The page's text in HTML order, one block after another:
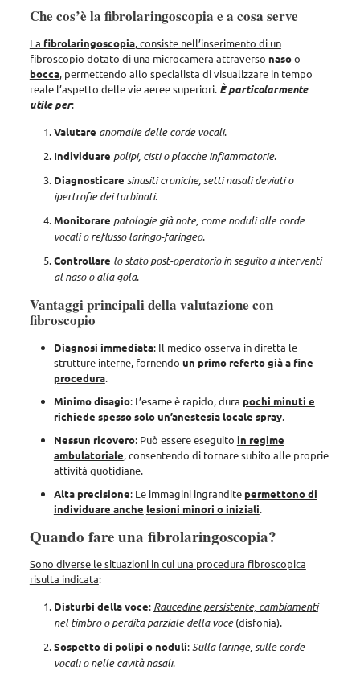
Che cos’è la fibrolaringoscopia e a cosa serve
La fibrolaringoscopia, consiste nell’inserimento di un
fibroscopio dotato di una microcamera attraverso nasoo
bocca, permettendo allo specialista di visualizzare in tempo
reale l’aspetto delle vie aeree superiori. È particolarmente
utile per:
Valutare anomalie delle corde vocali.
Individuare polipi, cisti o placche infiammatorie.
Diagnosticare sinusiti croniche, setti nasali deviati o
ipertrofie dei turbinati.
Monitorare patologie già note, come noduli alle corde
vocali o reflusso laringo-faringeo.
Controllare lo stato post-operatorio in seguito a interventi
al naso o alla gola.
Vantaggi principali della valutazione con
fibroscopio
Diagnosi immediata: Il medico osserva in diretta le
strutture interne, fornendo un primo referto già a fine
procedura.
Minimo disagio: L’esame è rapido, dura pochi minuti e
richiede spesso solo un’anestesia locale spray.
Nessun ricovero: Può essere eseguito in regime
ambulatoriale, consentendo di tornare subito alle proprie
attività quotidiane.
Alta precisione: Le immagini ingrandite permettono di
individuare anche lesioni minori o iniziali.
Quando fare una fibrolaringoscopia?
Sono diverse le situazioni in cui una procedura fibroscopica
risulta indicata:
Disturbi della voce: Raucedine persistente, cambiamenti
nel timbro o perdita parziale della voce(disfonia).
Sospetto di polipi o noduli:Sulla laringe, sulle corde
vocali o nelle cavità nasali.